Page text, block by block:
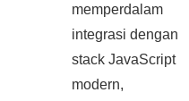
memperdalam
integrasi dengan
stack JavaScript
modern,